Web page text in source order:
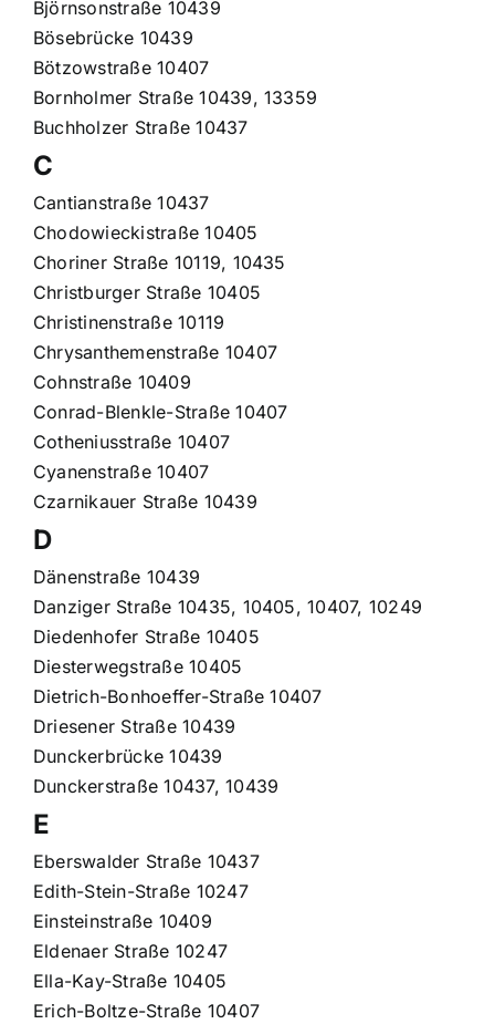
Björnsonstraße 10439
Bösebrücke 10439
Bötzowstraße 10407
Bornholmer Straße 10439, 13359
Buchholzer Straße 10437
C
Cantianstraße 10437
Chodowieckistraße 10405
Choriner Straße 10119, 10435
Christburger Straße 10405
Christinenstraße 10119
Chrysanthemenstraße 10407
Cohnstraße 10409
Conrad-Blenkle-Straße 10407
Cotheniusstraße 10407
Cyanenstraße 10407
Czarnikauer Straße 10439
D
Dänenstraße 10439
Danziger Straße 10435, 10405, 10407, 10249
Diedenhofer Straße 10405
Diesterwegstraße 10405
Dietrich-Bonhoeffer-Straße 10407
Driesener Straße 10439
Dunckerbrücke 10439
Dunckerstraße 10437, 10439
E
Eberswalder Straße 10437
Edith-Stein-Straße 10247
Einsteinstraße 10409
Eldenaer Straße 10247
Ella-Kay-Straße 10405
Erich-Boltze-Straße 10407